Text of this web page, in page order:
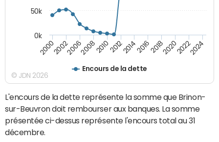
Encours de la dette
200020022006200820102012201420162018202020222024
0k
50k
© JDN 2026
L'encours de la dette représente la somme que Brinon-
sur-Beuvron doit rembourser aux banques. La somme
présentée ci-dessus représente l'encours total au 31
décembre.